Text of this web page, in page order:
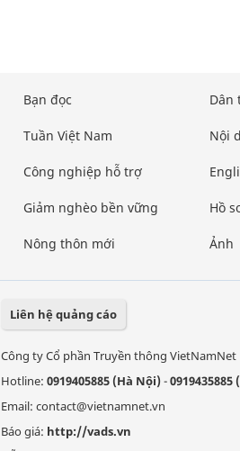
Bạn đọc
Tuần Việt Nam
Công nghiệp hỗ trợ
Giảm nghèo bền vững
Nông thôn mới
Dân
Nội
Hồ
Ảnh
Liên hệ quảng cáo
Công ty Cổ phần Truyền thông VietNamNet
Hotline: 0919405885 (Hà Nội)-0919435885
Email: contact@vietnamnet.vn
Báo giá: http://vads.vn